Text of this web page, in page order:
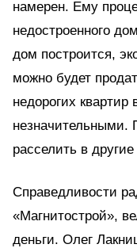
намерен. Ему
недостроенного
дом построится,
можно будет
недорогих
незначительными.
расселить в
Справедливости
«Магнитострой»,
деньги. Олег